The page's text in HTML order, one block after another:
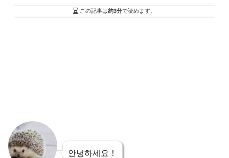
この記事は約3分で読めます。
안녕하세요！